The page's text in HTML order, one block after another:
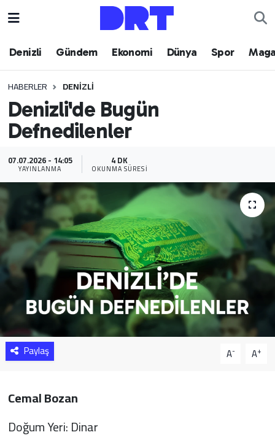
Denizli Gündem Ekonomi Dünya Spor
HABERLER DENIZLI
Denizli'de Bugün
Defnedilenler
07.07.2026 - 14:05
YAYINLANMA
4 DK
OKUNMA SÜRESI
Paylaş A- A+
Cemal Bozan
Doğum Yeri: Dinar
Denizli
Ekonomi
Dünya
Spor
Magazin
Teknoloji
Yaşam
Sağlık
Yazarlar
Resmi İlan
Resmi Reklam
Hava Durumu
Trafik Durumu
Puan Durumu ve Fikstür
Tüm Manşetler
Son Dakika Haberleri
Haber Arşivi